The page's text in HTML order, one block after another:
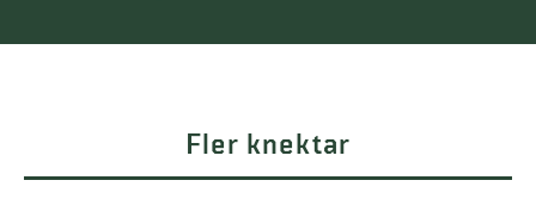
Fler knektar